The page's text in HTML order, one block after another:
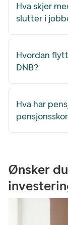
Hva skjer
slutter i
Hvordan
DNB?
Hva har
Ønsker